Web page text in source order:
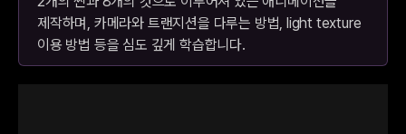
제작하며, 카메라와 트랜지션을 다루는 방법, light texture
이용 방법 등을 심도 깊게 학습합니다.